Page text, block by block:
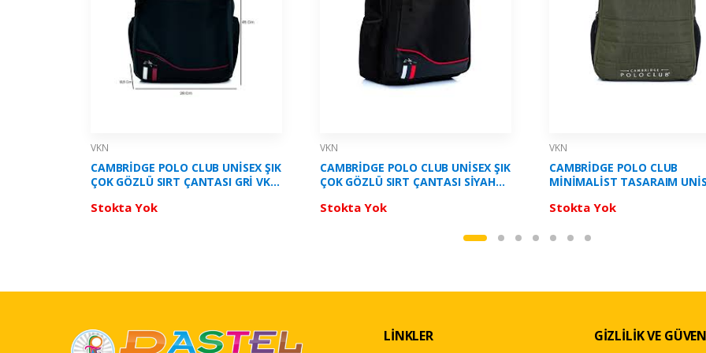
VKN
CAMBRİDGE POLO CLUB UNİSEX ŞIK
ÇOK GÖZLÜ SIRT ÇANTASI GRİ VKN
Stokta Yok
VKN
CAMBRİDGE POLO CLUB UNİSEX ŞIK
ÇOK GÖZLÜ SIRT ÇANTASI SİYAH
Stokta Yok
VKN
CAMBRİDGE POLO CLUB
MİNİMALİST TASARAIM
VKN - PLCAN2166H
Stokta Yok
LİNKLER GİZLİLİK VE